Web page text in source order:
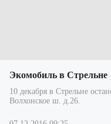
Экомобиль в Стрельне
10 декабря в Стрельне
Волхонское ш. д.26.